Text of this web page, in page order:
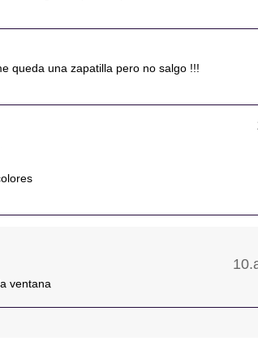
queda una zapatilla pero no salgo !!!
ventana